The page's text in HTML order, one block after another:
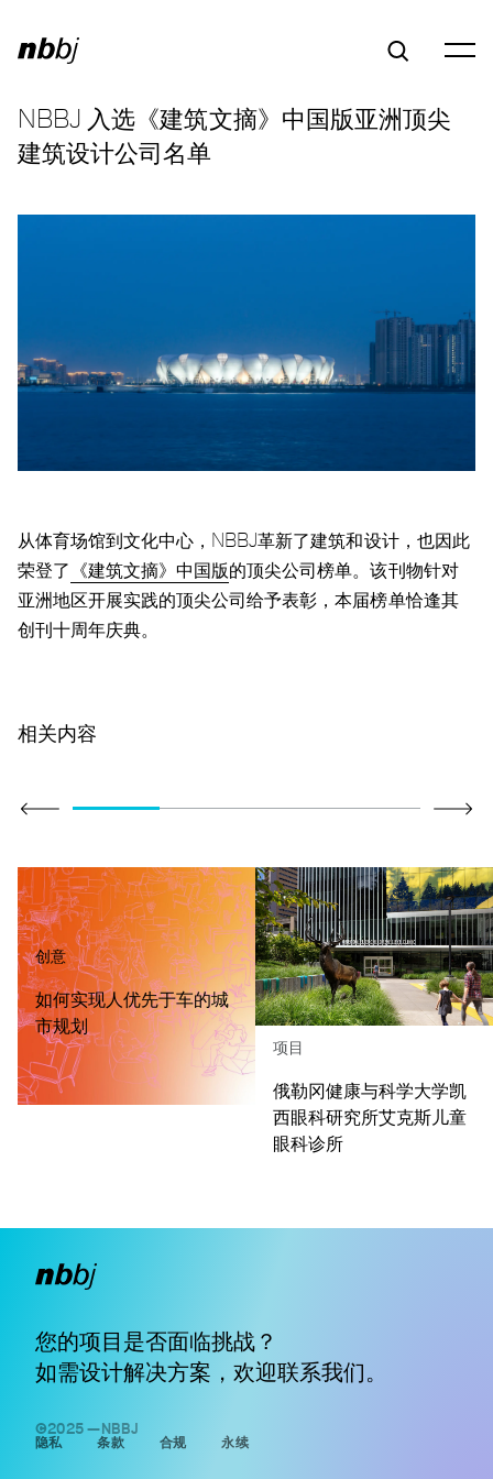
NBBJ 入选《建筑文摘》中国版亚洲顶尖
建筑设计公司名单
从体育场馆到文化中心，NBBJ革新了建筑和设计，也因此
荣登了 《建筑文摘》中国版的顶尖公司榜单。该刊物针对
亚洲地区开展实践的顶尖公司给予表彰，本届榜单恰逢其
创刊十周年庆典。
相关内容
创意
如何实现人优先于车的城
市规划
项目
俄勒冈健康与科学大学凯
西眼科研究所艾克斯儿童
眼科诊所
您的项目是否面临挑战？
如需设计解决方案，欢迎联系我们。
©2025 —NBBJ
隐私 条款 合规 永续